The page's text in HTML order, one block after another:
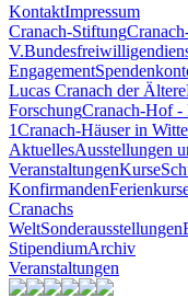
KontaktImpressum
Cranach-Stiftung
V.
Engagement
Lucas Cranach der Ältere
ForschungCranach-Hof -
1Cranach-Häuser in
AktuellesAusstellungen
VeranstaltungenKurse
Konfirmanden
Cranachs
WeltSonderausstellungen
StipendiumArchiv
Veranstaltungen